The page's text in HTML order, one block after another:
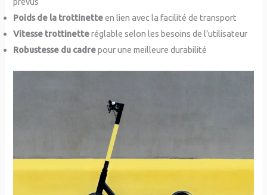
Poids de la trottinetteen lien avec la facilité de transport
Vitesse trottinetteréglable selon les besoins de l’utilisateur
Robustesse du cadrepour une meilleure durabilité